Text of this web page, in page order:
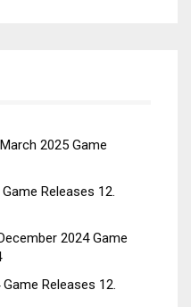
2025 Game
Releases 12.
2024 Game
Releases 12.